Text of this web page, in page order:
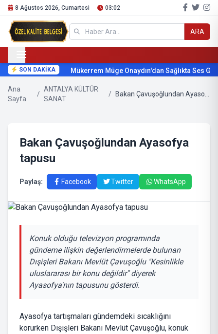
8 Ağustos 2026, Cumartesi 03:02
ARA
SON DAKİKA Mükerrem Müge Onaydın'dan Sağlıkta Ses
Ana
Sayfa
/
ANTALYA KÜLTÜR
SANAT
/
Bakan Çavuşoğlundan Ayasofya
tapusu
Paylaş: Facebook Twitter WhatsApp
Konuk olduğu televizyon programında
gündeme ilişkin değerlendirmelerde bulunan
Dışişleri Bakanı Mevlüt Çavuşoğlu "Kesinlikle
uluslararası bir konu değildir" diyerek
Ayasofya'nın tapusunu gösterdi.
Ayasofya tartışmaları gündemdeki sıcaklığını
korurken Dışişleri Bakanı Mevlüt Çavuşoğlu, konuk